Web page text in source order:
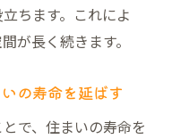
ちます。これによ
が長く続きます。
の寿命を延ばす
で、住まいの寿命を